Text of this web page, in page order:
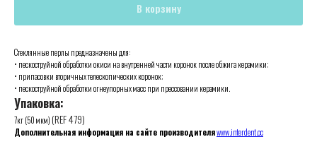
В корзину
Стеклянные перлы предназначены для:
• пескоструйной обработки окиси на внутренней части коронок после обжига керамики;
• припасовки вторичных телескопических коронок;
• пескоструйной обработки огнеупорных масс при прессовании керамики.
Упаковка:
7кг (50 мкм)(REF 479)
Дополнительная информация на сайте производителяwww.interdent.cc